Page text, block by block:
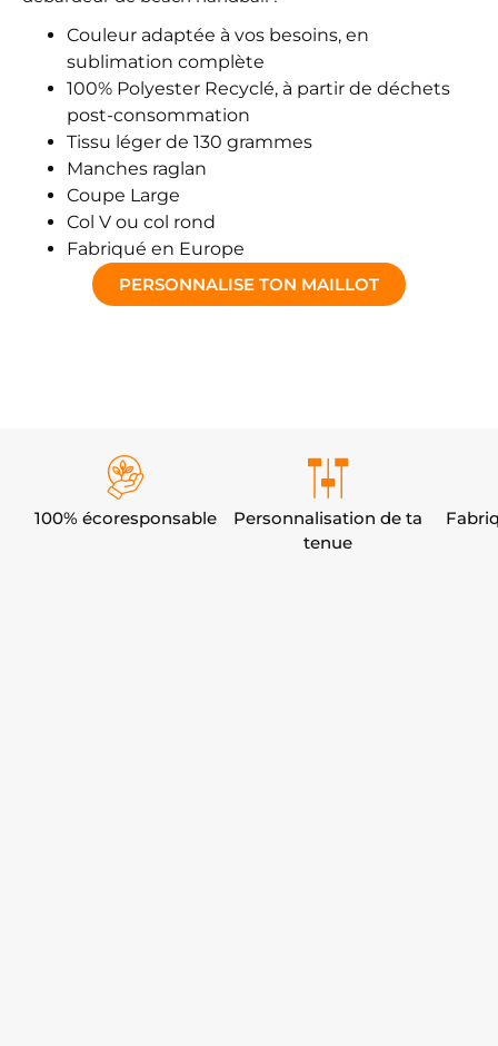
Couleur adaptée à vos besoins, en
sublimation complète
100% Polyester Recyclé, à partir de déchets
post-consommation
Tissu léger de 130 grammes
Manches raglan
Coupe Large
Col V ou col rond
Fabriqué en Europe
PERSONNALISE TON MAILLOT
100% écoresponsable
Personnalisation de ta
tenue